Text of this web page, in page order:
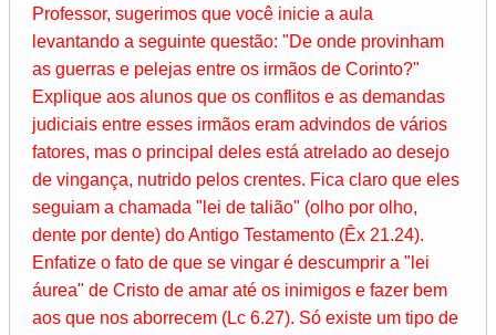
Professor, sugerimos que você inicie a aula
levantando a seguinte questão: "De onde provinham
as guerras e pelejas entre os irmãos de Corinto?"
Explique aos alunos que os conflitos e as demandas
judiciais entre esses irmãos eram advindos de vários
fatores, mas o principal deles está atrelado ao desejo
de vingança, nutrido pelos crentes. Fica claro que eles
seguiam a chamada "lei de talião" (olho por olho,
dente por dente) do Antigo Testamento (Êx 21.24).
Enfatize o fato de que se vingar é descumprir a "lei
áurea" de Cristo de amar até os inimigos e fazer bem
aos que nos aborrecem (Lc 6.27). Só existe um tipo de